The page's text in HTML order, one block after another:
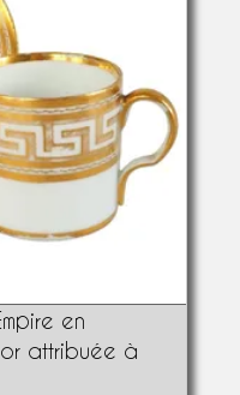
en
attribuée à